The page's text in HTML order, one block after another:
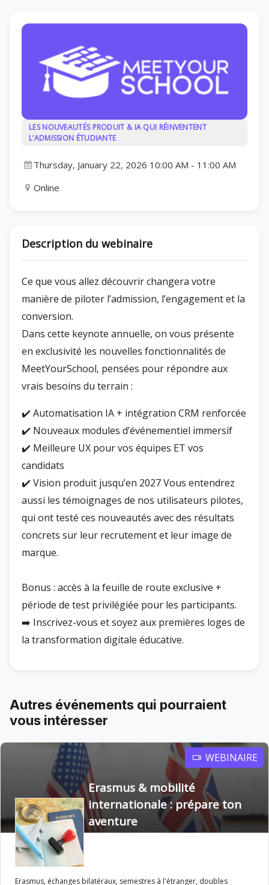
LES NOUVEAUTÉS PRODUIT & IA QUI RÉINVENTENT
L’ADMISSION ÉTUDIANTE
Thursday, January 22, 2026 10:00 AM - 11:00 AM
Online
Description du webinaire
Ce que vous allez découvrir changera votre
manière de piloter l’admission, l’engagement et la
conversion.
Dans cette keynote annuelle, on vous présente
en exclusivité les nouvelles fonctionnalités de
MeetYourSchool, pensées pour répondre aux
vrais besoins du terrain :
✔️ Automatisation IA + intégration CRM renforcée
✔️ Nouveaux modules d’événementiel immersif
✔️ Meilleure UX pour vos équipes ET vos
candidats
✔️ Vision produit jusqu’en 2027 Vous entendrez
aussi les témoignages de nos utilisateurs pilotes,
qui ont testé ces nouveautés avec des résultats
concrets sur leur recrutement et leur image de
marque.
Bonus : accès à la feuille de route exclusive +
période de test privilégiée pour les participants.
➡️ Inscrivez-vous et soyez aux premières loges de
la transformation digitale éducative.
Autres événements qui pourraient
vous intéresser
WEBINAIRE
Erasmus & mobilité
internationale : prépare ton
aventure
Erasmus, échanges bilatéraux, semestres à l'étranger, doubles